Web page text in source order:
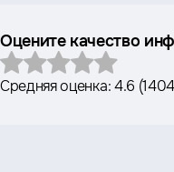
Оцените качество
Средняя оценка:4.6 (